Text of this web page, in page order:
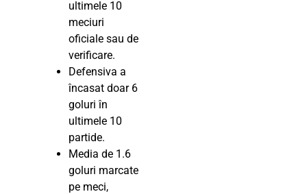
ultimele 10
meciuri
oficiale sau de
verificare.
Defensiva a
încasat doar 6
goluri în
ultimele 10
partide.
Media de 1.6
goluri marcate
pe meci,